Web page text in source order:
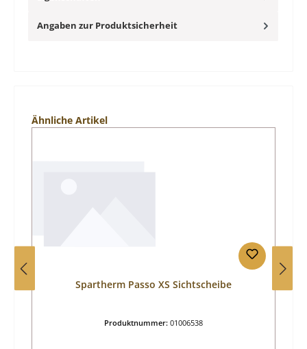
Angaben zur Produktsicherheit
Produktgalerie überspringen
Ähnliche Artikel
Spartherm Passo XS Sichtscheibe
Produktnummer: 01006538